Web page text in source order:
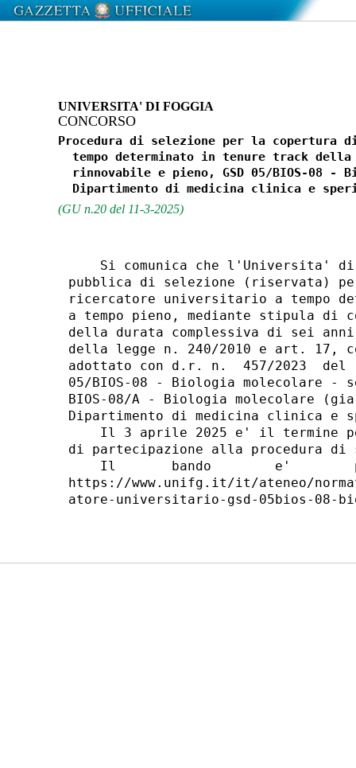
UNIVERSITA' DI FOGGIA
CONCORSO
Procedura di selezione per la copertura
tempo determinato in tenure track
rinnovabile e pieno, GSD 05/BIOS-08 -
(GU n.20 del 11-3-2025)
Si comunica che l'Universita'
pubblica di selezione (riservata)
ricercatore universitario a tempo
a tempo pieno, mediante stipula
della durata complessiva di sei
della legge n. 240/2010 e art. 17,
adottato con d.r. n.  457/2023
05/BIOS-08 - Biologia molecolare
BIOS-08/A - Biologia molecolare
Dipartimento di medicina clinica e
Il 3 aprile 2025 e' il termine
di partecipazione alla procedura
Il       bando        e'
https://www.unifg.it/it/ateneo/
atore-universitario-gsd-05bios-08-